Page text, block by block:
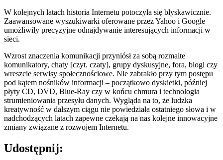
W kolejnych latach historia Internetu potoczyła się błyskawicznie.
Zaawansowane wyszukiwarki oferowane przez Yahoo i Google
umożliwiły precyzyjne odnajdywanie interesujących informacji w
sieci.
Wzrost znaczenia komunikacji przyniósł za sobą rozmaite
komunikatory, chaty [czyt. czaty], grupy dyskusyjne, fora, blogi czy
wreszcie serwisy społecznościowe. Nie zabrakło przy tym postępu
pod kątem nośników informacji – początkowo dyskietki, później
płyty CD, DVD, Blue-Ray czy w końcu chmura i technologia
strumieniowania przesyłu danych. Wygląda na to, że ludzka
kreatywność w dalszym ciągu nie powiedziała ostatniego słowa i w
nadchodzących latach zapewne czekają na nas kolejne innowacyjne
zmiany związane z rozwojem Internetu.
Udostępnij: